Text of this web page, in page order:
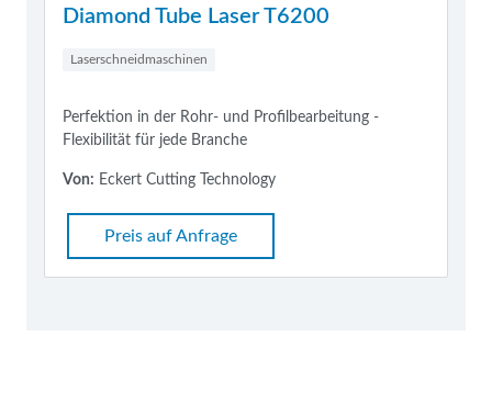
Diamond Tube Laser T6200
Laserschneidmaschinen
Perfektion in der Rohr- und Profilbearbeitung -
Flexibilität für jede Branche
Von: Eckert Cutting Technology
Preis auf Anfrage